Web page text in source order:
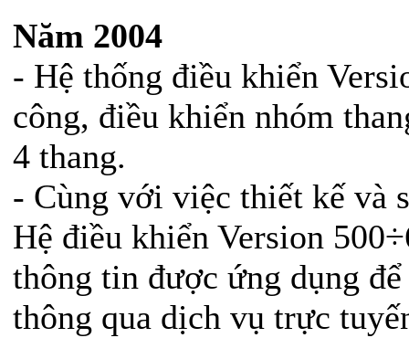
Năm 2004
- Hệ thống điều khiển
công, điều khiển nhóm
4 thang.
- Cùng với việc thiết kế và
Hệ điều khiển Version
thông tin được ứng dụng
thông qua dịch vụ trực